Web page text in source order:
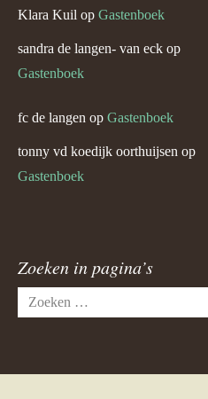
Klara Kuil op Gastenboek
sandra de langen- van eck op
Gastenboek
fc de langen op Gastenboek
tonny vd koedijk oorthuijsen op
Gastenboek
Zoeken in pagina’s
Zoeken
naar: